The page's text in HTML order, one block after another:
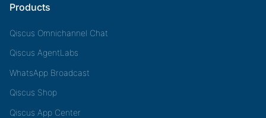
Products
Qiscus Omnichannel Chat
Qiscus AgentLabs
WhatsApp Broadcast
Qiscus Shop
Qiscus App Center